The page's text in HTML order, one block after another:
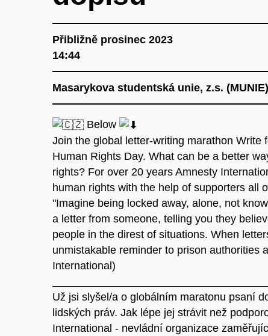
Přibližně prosinec 2023
14:44
Masarykova studentská unie, z.s. (MUNIE)
Below
Join the global letter-writing marathon
Human Rights Day. What can be a better
rights? For over 20 years Amnesty
human rights with the help of supporters all
"Imagine being locked away, alone, not
a letter from someone, telling you they
people in the direst of situations. When
unmistakable reminder to prison authorities
International)
Už jsi slyšel/a o globálním maratonu psaní
lidských práv. Jak lépe jej strávit než
International - nevládní organizace